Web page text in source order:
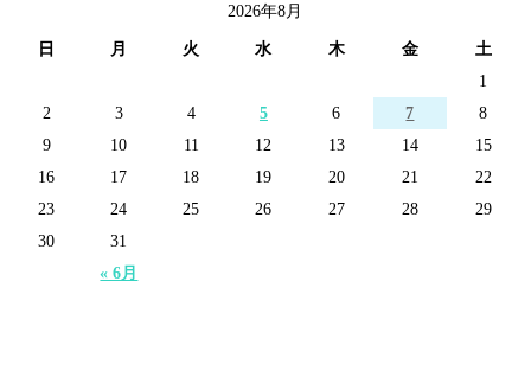
2026年8月
日 月 火 水 木 金 土
« 6月
1
2
3 4 5 6 7
8
9
10 11 12 13 14
15
16
17 18 19 20 21
22
23
24 25 26 27 28
29
30
31